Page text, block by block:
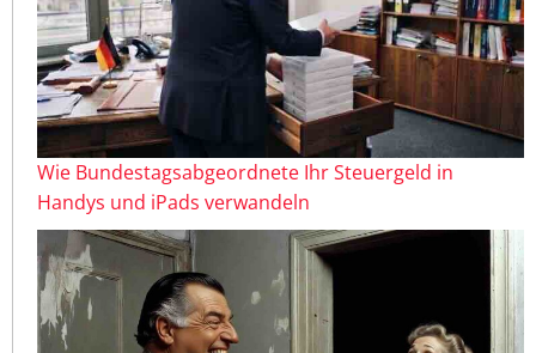
Wie Bundestagsabgeordnete Ihr Steuergeld in
Handys und iPads verwandeln